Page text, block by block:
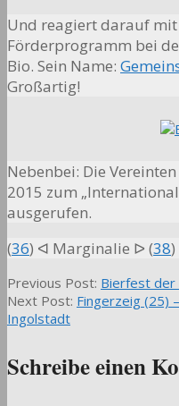
Und reagiert darauf
Förderprogramm bei
Bio. Sein Name:
Großartig!
Nebenbei: Die
2015 zum
ausgerufen.
(36) ᐊ Marginalie ᐅ (38)
2015-
07-
29
Previous Post: Bierfest der
Next Post: Fingerzeig (25)
Ingolstadt
Schreibe einen